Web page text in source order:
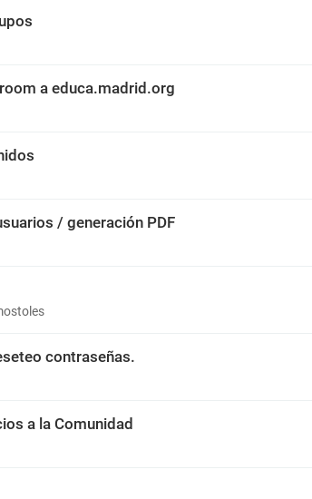
a educa.madrid.org
/ generación PDF
contraseñas.
a la Comunidad